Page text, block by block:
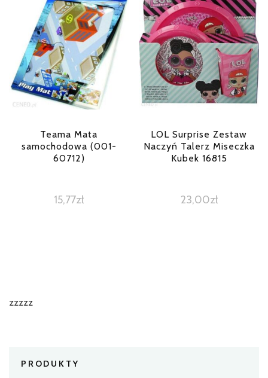
Teama Mata
samochodowa (001-
60712)
15,77zł
LOL Surprise Zestaw
Naczyń Talerz Miseczka
Kubek 16815
23,00zł
zzzzz
PRODUKTY